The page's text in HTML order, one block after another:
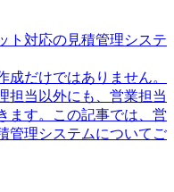
ト対応の見積管理システ
成だけではありません。
担当以外にも、営業担当
ます。この記事では、営
管理システムについてご